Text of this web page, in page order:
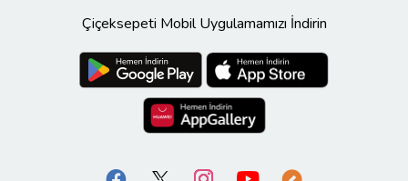
Çiçeksepeti Mobil Uygulamamızı İndirin